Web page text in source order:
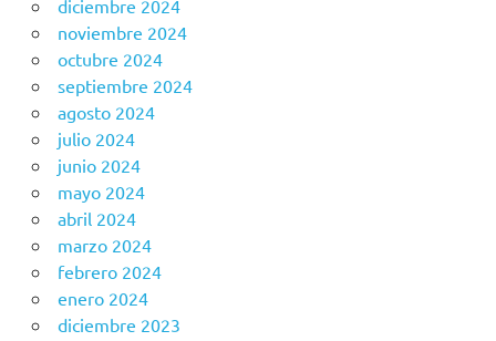
diciembre 2024
noviembre 2024
octubre 2024
septiembre 2024
agosto 2024
julio 2024
junio 2024
mayo 2024
abril 2024
marzo 2024
febrero 2024
enero 2024
diciembre 2023